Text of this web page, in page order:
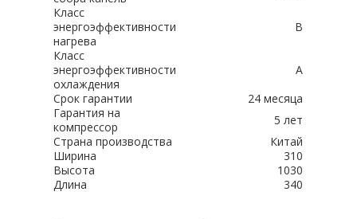
Класс
энергоэффективности
нагрева
B
Класс
энергоэффективности
охлаждения
A
Срок гарантии
24 месяца
Гарантия на
компрессор
5 лет
Страна производства
Китай
Ширина
310
Высота
1030
Длина
340